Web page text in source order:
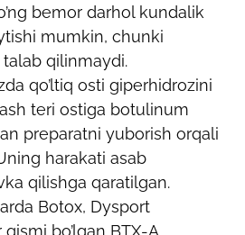
bemor darhol kundalik
mumkin, chunki
qilinmaydi.
qo’ltiq osti giperhidrozini
teri ostiga botulinum
preparatni yuborish orqali
harakati asab
qilishga qaratilgan.
Botox, Dysport
bo’lgan BTX-A